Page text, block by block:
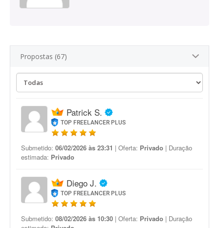
Propostas (67)
Patrick S.
TOP FREELANCER PLUS
Submetido: 06/02/2026 às 23:31 | Oferta: Privado | Duração
estimada: Privado
Diego J.
TOP FREELANCER PLUS
Submetido: 08/02/2026 às 10:30 | Oferta: Privado | Duração